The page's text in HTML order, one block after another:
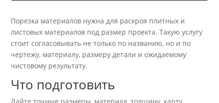
Порезка материалов нужна для раскроя плитных и
листовых материалов под размер проекта. Такую услугу
стоит согласовывать не только по названию, но и по
чертежу, материалу, размеру детали и ожидаемому
чистовому результату.
Что подготовить